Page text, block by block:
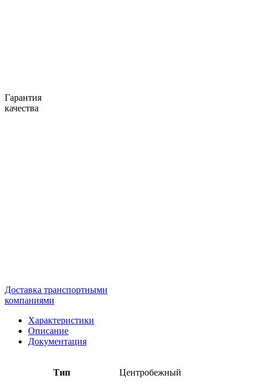
Гарантия
качества
Доставка транспортными
компаниями
Характеристики
Описание
Документация
Тип Центробежный